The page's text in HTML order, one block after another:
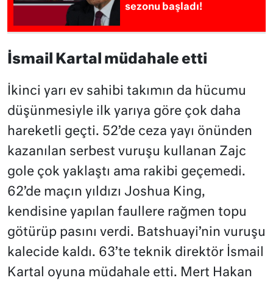
sezonu başladı!
İsmail Kartal müdahale etti
İkinci yarı ev sahibi takımın da hücumu
düşünmesiyle ilk yarıya göre çok daha
hareketli geçti. 52’de ceza yayı önünden
kazanılan serbest vuruşu kullanan Zajc
gole çok yaklaştı ama rakibi geçemedi.
62’de maçın yıldızı Joshua King,
kendisine yapılan faullere rağmen topu
götürüp pasını verdi. Batshuayi’nin vuruşu
kalecide kaldı. 63’te teknik direktör İsmail
Kartal oyuna müdahale etti. Mert Hakan